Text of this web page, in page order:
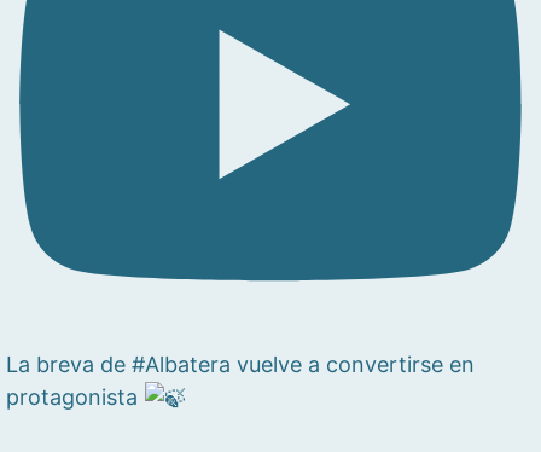
La breva de #Albatera vuelve a convertirse en
protagonista